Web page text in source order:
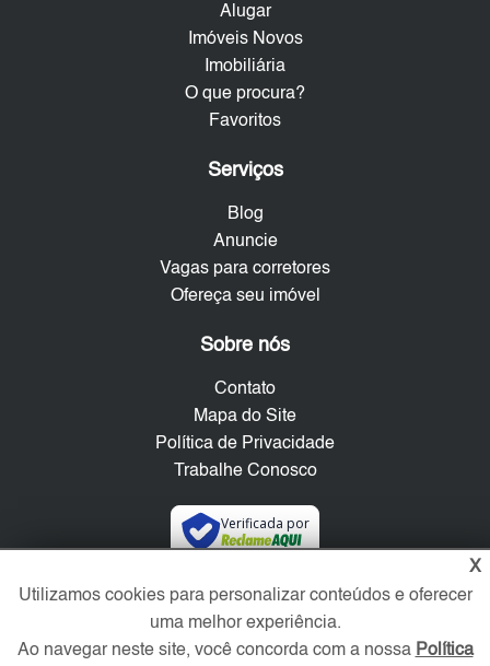
Alugar
Imóveis Novos
Imobiliária
O que procura?
Favoritos
Serviços
Blog
Anuncie
Vagas para corretores
Ofereça seu imóvel
Sobre nós
Contato
Mapa do Site
Política de Privacidade
Trabalhe Conosco
Verificada por
Redes Sociais
X
Utilizamos cookies para personalizar conteúdos e oferecer
uma melhor experiência.
Ao navegar neste site, você concorda com a nossa Política